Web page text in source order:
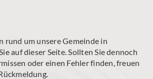
rund um unsere Gemeinde in
auf dieser Seite. Sollten Sie dennoch
oder einen Fehler finden, freuen